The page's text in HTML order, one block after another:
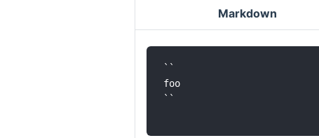
Markdown
``
foo
``